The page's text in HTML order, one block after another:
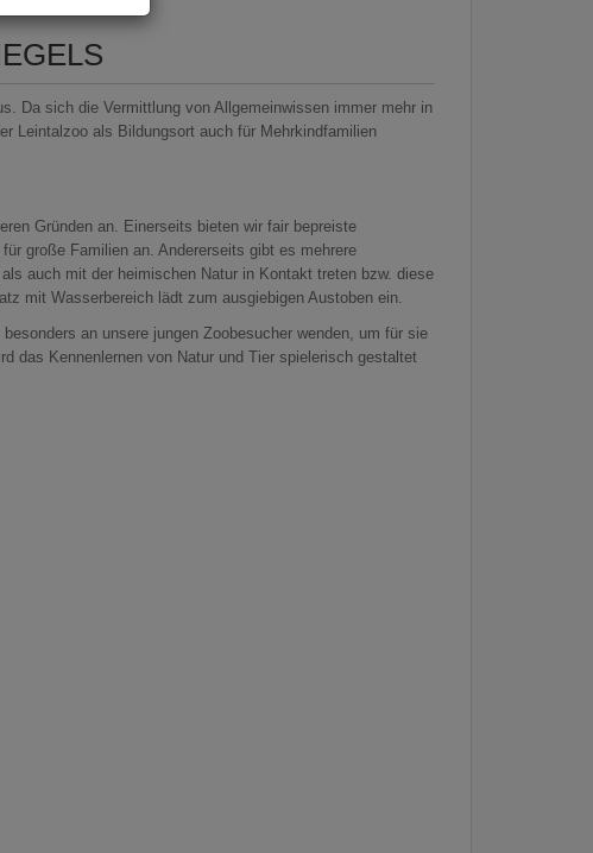
Da sich die Vermittlung von Allgemeinwissen immer mehr in
Leintalzoo als Bildungsort auch für Mehrkindfamilien
Gründen an. Einerseits bieten wir fair bepreiste
große Familien an. Andererseits gibt es mehrere
auch mit der heimischen Natur in Kontakt treten bzw. diese
mit Wasserbereich lädt zum ausgiebigen Austoben ein.
an unsere jungen Zoobesucher wenden, um für sie
das Kennenlernen von Natur und Tier spielerisch gestaltet